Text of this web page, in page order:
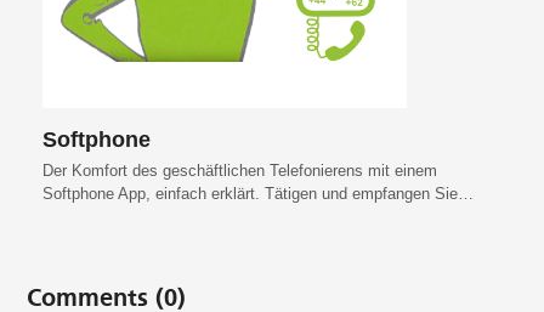
Softphone
Der Komfort des geschäftlichen Telefonierens mit einem
Softphone App, einfach erklärt. Tätigen und empfangen Sie…
Comments (0)